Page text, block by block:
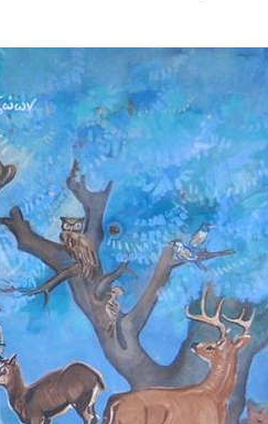
Великомученик Георгий
святого
Роман